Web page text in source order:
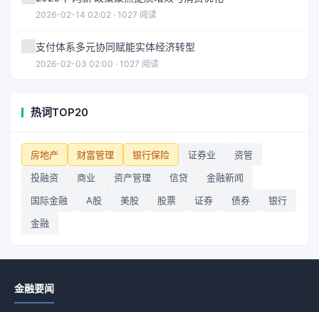
2026-02-14 02:02 · 1027 阅读
支付体系多元协同赋能实体经济转型
2026-02-03 02:00 · 1027 阅读
热词TOP20
房地产 财富管理 银行保险 证券业
资管
投融资
商业 资产管理 信贷
金融新闻
国际金融
A股 美股 股票 证券 债券
银行
金融
金融要闻